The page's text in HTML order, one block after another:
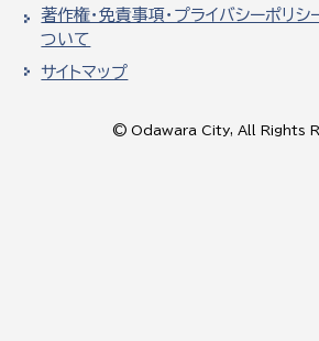
著作権・免責事項・プライバシーポリシ
ついて
サイトマップ
© Odawara City, All Rights